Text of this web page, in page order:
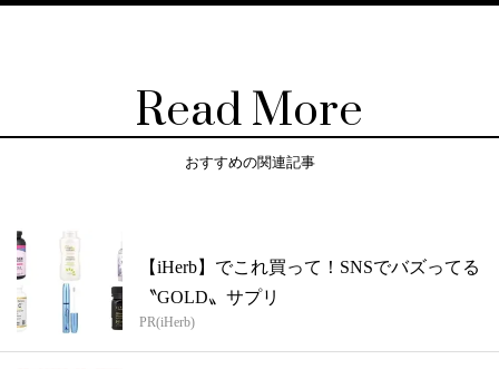
Read More
おすすめの関連記事
【iHerb】でこれ買って！SNSでバズってる
〝GOLD〟サプリ
PR(iHerb)